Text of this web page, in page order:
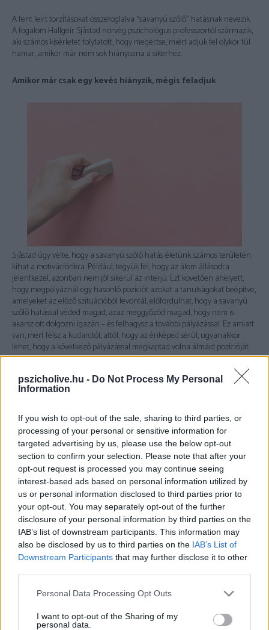
pszicholive.hu - Do Not Process My Personal
Information
If you wish to opt-out of the sale, sharing to third parties, or
processing of your personal or sensitive information for
targeted advertising by us, please use the below opt-out
section to confirm your selection. Please note that after your
opt-out request is processed you may continue seeing
interest-based ads based on personal information utilized by
us or personal information disclosed to third parties prior to
your opt-out. You may separately opt-out of the further
disclosure of your personal information by third parties on the
IAB’s list of downstream participants. This information may
also be disclosed by us to third parties on the IAB’s List of
Downstream Participants that may further disclose it to other
Please note that this website/app uses one or more Google
not limited to your visit or usage behaviour. You may click to
Personal Data Processing Opt Outs
I want to opt-out of the Sharing of my
personal data.
A fent leírt torzításokat összefoglalva “savanyú szőlő” hatásnak nevezik.
A fogalom Hallgeir Sjåstad norvég pszichológus professzortól származik,
aki számos kísérletet folytatott, hogy megértse, miért adjuk fel olykor túl
hamar, amikor már nem sok hiányozna a sikerhez.
Amikor már csak egy kevés hiányzik, mégis feladjuk
Sjåstad úgy vélte, hogy a savanyú szőlő hatás életünk számos területén
kihat a motivációnkra. Például, tegyük fel, hogy az álom állásodra
jelentkezel, azonban nem jól sikerül az interjú. Ezt követően ahelyett,
hogy megpályáznál egy hasonló pozíciót azokat a tanulságokat beépítve,
amelyeket az előző szituációból levontál, előfordulhat, hogy a savanyú
szőlő hatással véded magad, azaz meggyőzöd magad, hogy nem is
akarsz ott dolgozni igazán – és felhagysz a további pályázással. Ez amiatt
van, mert félsz a kudarctól, attól, hogy az énképed sérül, ugyanakkor
lehet, hogy a következő pályázással megkaptad volna álmaid pozícióját.
Érdemes figyelni az ehhez hasonló működésmódokra a saját életünkben,
mert többször előfordul (ahogy azt írtuk is, gyakran tudattalan), mint azt
Elhisszük, hogy végig a ’C’ tervünk volt az ’A’
A norvég pszichológus szerint csábító úgy magyarázni a
gyengeségeinket, hogy valakit vagy valamit hibáztatunk és próbáljuk
meggyőzni magunkat, hogy valójában mindvégig a ‘C’ tervünk volt az ‘A’.
Persze nem arra akarunk senkit biztatni, hogy minden megfogalmazott
célunk mellett ki kellene tartani, olykor ugyanis felül kell vizsgálni az
ambícióinkat és perspektívába érdemes helyezni őket: ha pedig nem
szolgálnak már minket, érdemes elengedni őket. Azonban a savanyú
szőlő hatás arra késztethet minket, hogy idő előtt erre a döntésre
Így lehet a kudarcból mégis siker
Van azonban néhány stratégia, melyek segítségével hatékonyabban